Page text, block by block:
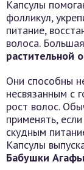
Капсулы
фолликул,
питание,
волоса.
растительной
Они способны
несвязанным с
рост волос.
применять,
скудным
Капсулы
Бабушки